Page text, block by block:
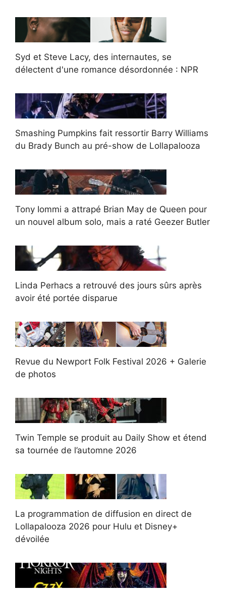
Syd et Steve Lacy, des internautes, se
délectent d'une romance désordonnée : NPR
Smashing Pumpkins fait ressortir Barry Williams
du Brady Bunch au pré-show de Lollapalooza
Tony Iommi a attrapé Brian May de Queen pour
un nouvel album solo, mais a raté Geezer Butler
Linda Perhacs a retrouvé des jours sûrs après
avoir été portée disparue
Revue du Newport Folk Festival 2026 + Galerie
de photos
Twin Temple se produit au Daily Show et étend
sa tournée de l’automne 2026
La programmation de diffusion en direct de
Lollapalooza 2026 pour Hulu et Disney+
dévoilée